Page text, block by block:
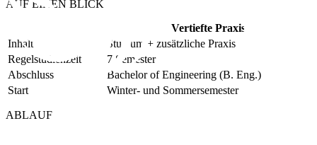
AUF EINEN BLICK
Vertiefte Praxis
Inhalt
Studium + zusätzliche Praxis
Regelstudienzeit
7 Semester
Abschluss
Bachelor of Engineering (B. Eng.)
Start
Winter- und Sommersemester
ABLAUF